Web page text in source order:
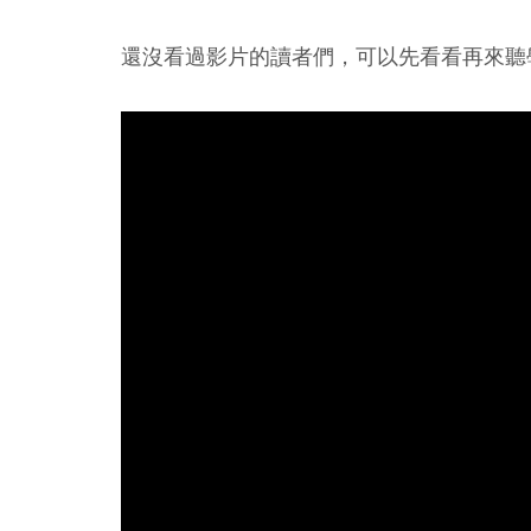
還沒看過影片的讀者們，可以先看看再來聽